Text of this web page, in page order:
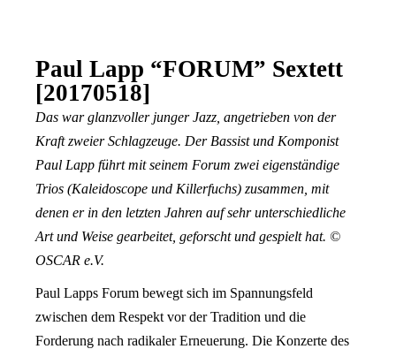
Paul Lapp “FORUM” Sextett
[20170518]
Das war glanzvoller junger Jazz, angetrieben von der
Kraft zweier Schlagzeuge. Der Bassist und Komponist
Paul Lapp führt mit seinem Forum zwei eigenständige
Trios (Kaleidoscope und Killerfuchs) zusammen, mit
denen er in den letzten Jahren auf sehr unterschiedliche
Art und Weise gearbeitet, geforscht und gespielt hat. ©
OSCAR e.V.
Paul Lapps Forum bewegt sich im Spannungsfeld
zwischen dem Respekt vor der Tradition und die
Forderung nach radikaler Erneuerung. Die Konzerte des